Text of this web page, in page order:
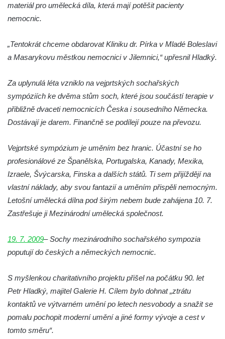
Socha S tebou v parku na Senovážném
Socha Tornádo v parku na Senovážném
náměstí v Českých Budějovicích
Českých Budějovicích
Pomník Vojtěcha Adalberta Lanny v parku
Na Sadech v Českých Budějovicích
Pomník Přemysla Otakara II. v parku Na
Památník Otokara Mokrého v parku Na
Sadech v Českých Budějovicích
Poslední dochovaný tramvajový sloup na
Socha Civilizovaní na Husově třídě v
Českých Budějovicích
Sadech u Mlýnské stoky v Českých
Budějovicích
materiál pro umělecká díla, která mají potěšit pacienty
nemocnic.
„Tentokrát chceme obdarovat Kliniku dr. Pírka v Mladé Boleslavi
a Masarykovu městkou nemocnici v Jilemnici,“ upřesnil Hladký.
Za uplynulá léta vzniklo na vejprtských sochařských
sympóziích ke dvěma stům soch, které jsou součástí terapie v
přibližně dvaceti nemocnicích Česka i sousedního Německa.
Dostávají je darem. Finančně se podílejí pouze na převozu.
Vejprtské sympózium je uměním bez hranic. Účastní se ho
profesionálové ze Španělska, Portugalska, Kanady, Mexika,
Izraele, Švýcarska, Finska a dalších států. Ti sem přijíždějí na
vlastní náklady, aby svou fantazií a uměním přispěli nemocným.
Letošní umělecká dílna pod širým nebem bude zahájena 10. 7.
Zastřešuje ji Mezinárodní umělecká společnost.
19. 7. 2009– Sochy mezinárodního sochařského sympozia
poputují do českých a německých nemocnic.
S myšlenkou charitativního projektu přišel na počátku 90. let
Petr Hladký, majitel Galerie H. Cílem bylo dohnat „ztrátu
kontaktů ve výtvarném umění po letech nesvobody a snažit se
pomalu pochopit moderní umění a jiné formy vývoje a cest v
tomto směru“.